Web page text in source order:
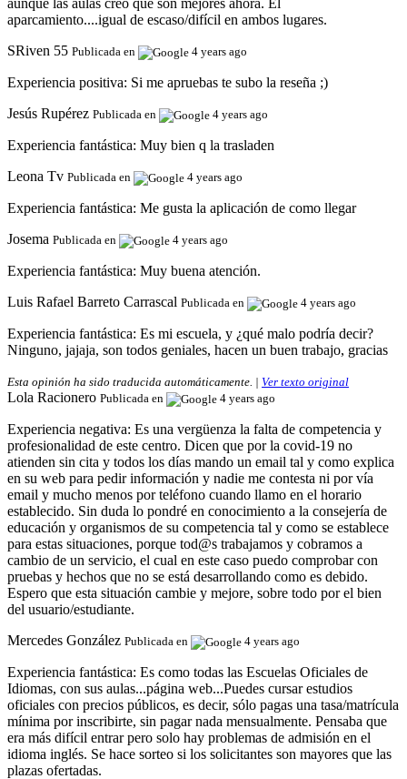
aunque las aulas creo que son mejores ahora. El
aparcamiento....igual de escaso/difícil en ambos lugares.
SRiven 55 Publicada en 4 years ago
Experiencia positiva: Si me apruebas te subo la reseña ;)
Jesús Rupérez Publicada en 4 years ago
Experiencia fantástica: Muy bien q la trasladen
Leona Tv Publicada en 4 years ago
Experiencia fantástica: Me gusta la aplicación de como llegar
Josema Publicada en 4 years ago
Experiencia fantástica: Muy buena atención.
Luis Rafael Barreto Carrascal Publicada en 4 years ago
Experiencia fantástica: Es mi escuela, y ¿qué malo podría decir?
Ninguno, jajaja, son todos geniales, hacen un buen trabajo, gracias
Esta opinión ha sido traducida automáticamente. | Ver texto original
Lola Racionero Publicada en 4 years ago
Experiencia negativa: Es una vergüenza la falta de competencia y
profesionalidad de este centro. Dicen que por la covid-19 no
atienden sin cita y todos los días mando un email tal y como explica
en su web para pedir información y nadie me contesta ni por vía
email y mucho menos por teléfono cuando llamo en el horario
establecido. Sin duda lo pondré en conocimiento a la consejería de
educación y organismos de su competencia tal y como se establece
para estas situaciones, porque tod@s trabajamos y cobramos a
cambio de un servicio, el cual en este caso puedo comprobar con
pruebas y hechos que no se está desarrollando como es debido.
Espero que esta situación cambie y mejore, sobre todo por el bien
del usuario/estudiante.
Mercedes González Publicada en 4 years ago
Experiencia fantástica: Es como todas las Escuelas Oficiales de
Idiomas, con sus aulas...página web...Puedes cursar estudios
oficiales con precios públicos, es decir, sólo pagas una tasa/matrícula
mínima por inscribirte, sin pagar nada mensualmente. Pensaba que
era más difícil entrar pero solo hay problemas de admisión en el
idioma inglés. Se hace sorteo si los solicitantes son mayores que las
plazas ofertadas.